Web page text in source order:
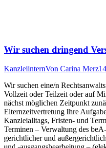
Wir suchen dringend
KanzleiinternVon Carina Merz
Wir suchen eine/n
Vollzeit oder Teilzeit oder auf
nächst möglichen Zeitpunkt
Elternzeitvertretung Ihre
Kanzleialltags, Fristen- und
Terminen – Verwaltung des
gerichtlicher und